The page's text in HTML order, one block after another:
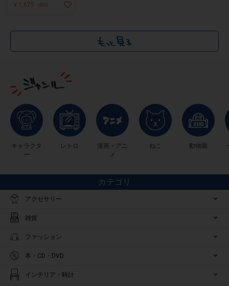
￥1,679 (税込)
キャラクタ
ー
レトロ
漫画・アニ
メ
ねこ 動物園
カテゴリ
アクセサリー
雑貨
ファッション
本・CD・DVD
インテリア・時計